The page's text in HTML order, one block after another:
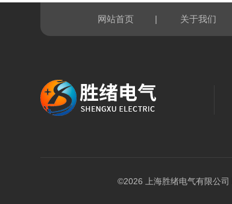
网站首页 | 关于我们
©2026 上海胜绪电气有限公司